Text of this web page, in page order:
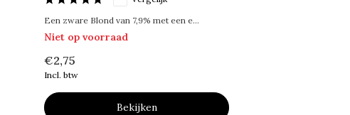
Een zware Blond van 7,9% met een e...
Niet op voorraad
€2,75
Incl. btw
Bekijken